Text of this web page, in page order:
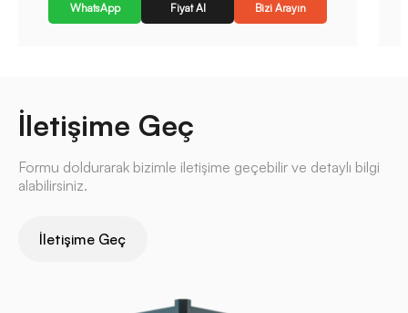
WhatsApp Fiyat Al Bizi Arayın
İletişime Geç
Formu doldurarak bizimle iletişime geçebilir ve detaylı bilgi
alabilirsiniz.
İletişime Geç